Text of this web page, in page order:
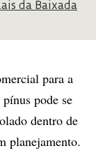
da Baixada
para a
pode se
dentro de
planejamento.